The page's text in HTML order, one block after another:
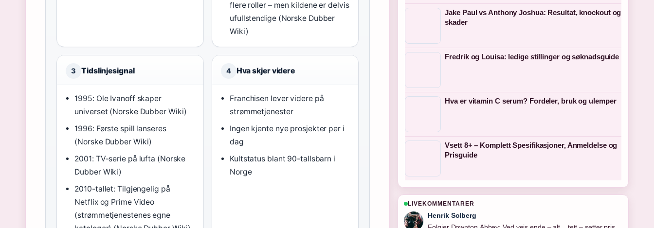
flere roller – men kildene er delvis
ufullstendige (Norske Dubber
Wiki)
3 Tidslinjesignal
1995: Ole Ivanoff skaper
universet (Norske Dubber Wiki)
1996: Første spill lanseres
(Norske Dubber Wiki)
2001: TV-serie på lufta (Norske
Dubber Wiki)
2010-tallet: Tilgjengelig på
Netflix og Prime Video
(strømmetjenestenes egne
4 Hva skjer videre
Franchisen lever videre på
strømmetjenester
Ingen kjente nye prosjekter per i
dag
Kultstatus blant 90-tallsbarn i
Norge
Jake Paul vs Anthony Joshua: Resultat, knockout og
skader
Fredrik og Louisa: ledige stillinger og søknadsguide
Hva er vitamin C serum? Fordeler, bruk og ulemper
Vsett 8+ – Komplett Spesifikasjoner, Anmeldelse og
Prisguide
LIVEKOMMENTARER
Henrik Solberg